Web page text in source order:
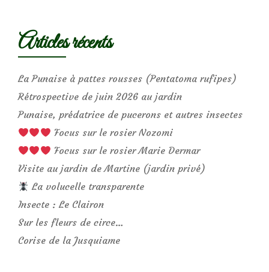
Articles récents
La Punaise à pattes rousses (Pentatoma rufipes)
Rétrospective de juin 2026 au jardin
Punaise, prédatrice de pucerons et autres insectes
Focus sur le rosier Nozomi
Focus sur le rosier Marie Dermar
Visite au jardin de Martine (jardin privé)
La volucelle transparente
Insecte : Le Clairon
Sur les fleurs de circe…
Corise de la Jusquiame